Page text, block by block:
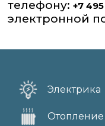
телефону:+7
электронной
Электрика
Отопление